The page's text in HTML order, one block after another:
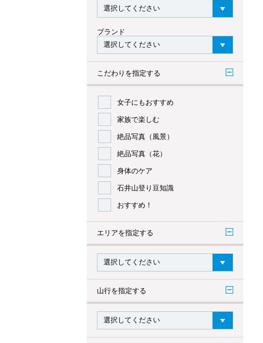
ブランド
こだわりを指定する
女子にもおすすめ
家族で楽しむ
絶品写真（風景）
絶品写真（花）
身体のケア
石井山登り豆知識
おすすめ！
エリアを指定する
山行を指定する